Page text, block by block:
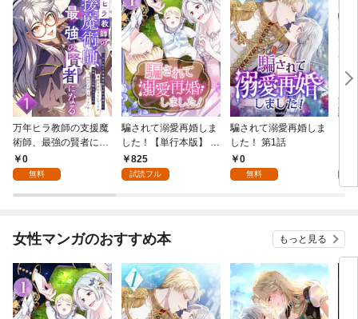
万年ヒラ教師の支援魔
術師、最強の賢者にな
る～不人気の支援魔術
師は給料泥棒だと魔術
が、出世した元教え子
0
無料
騙されて溺愛再婚しま
した！【単行本版】 1
巻825
試読フル
騙されて溺愛再婚しま
した！ 第1話
0
無料
女性マンガのおすすめ本 もっと見る